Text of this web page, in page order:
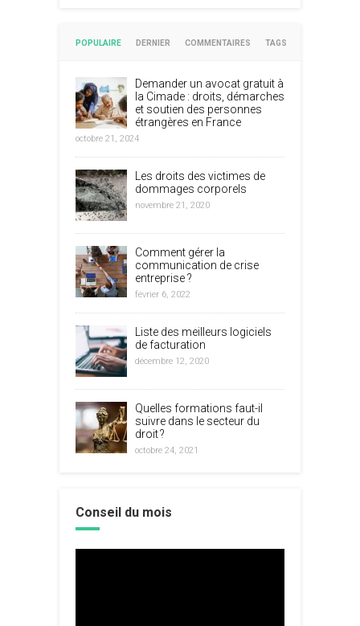
POPULAIRE DERNIER COMMENTAIRES TAGS
Demander un avocat gratuit à
la Cimade : droits, démarches
et soutien des personnes
étrangères en France
octobre 21, 2024
Les droits des victimes de
dommages corporels
novembre 21, 2020
Comment gérer la
communication de crise
entreprise ?
février 6, 2022
Liste des meilleurs logiciels
de facturation
décembre 12, 2020
Quelles formations faut-il
suivre dans le secteur du
droit ?
octobre 24, 2021
Conseil du mois